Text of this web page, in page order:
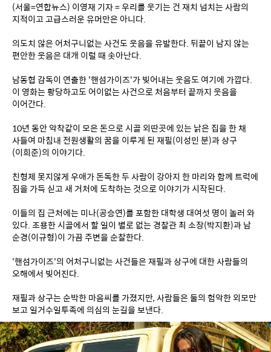
(서울=연합뉴스) 이영재 기자 = 우리를 웃기는 건 재치 넘치는 사람의
지적이고 고급스러운 유머만은 아니다.
의도치 않은 어처구니없는 사건도 웃음을 유발한다. 뒤끝이 남지 않는
편안한 웃음은 대개 이럴 때 솟아난다.
남동협 감독이 연출한 '핸섬가이즈'가 빚어내는 웃음도 여기에 가깝다.
이 영화는 황당하고도 어이없는 사건으로 처음부터 끝까지 웃음을
이어간다.
10년 동안 악착같이 모은 돈으로 시골 외딴곳에 있는 낡은 집을 한 채
사들여 마침내 전원생활의 꿈을 이루게 된 재필(이성민 분)과 상구
(이희준)의 이야기다.
친형제 못지않게 우애가 돈독한 두 사람이 강아지 한 마리와 함께 트럭에
짐을 가득 싣고 새 거처에 도착하는 것으로 이야기가 시작된다.
이들의 집 근처에는 미나(공승연)를 포함한 대학생 대여섯 명이 놀러 와
있다. 조용한 시골에서 할 일이 별로 없는 경찰관 최 소장(박지환)과 남
순경(이규형)이 가끔 주변을 순찰한다.
'핸섬가이즈'의 어처구니없는 사건들은 재필과 상구에 대한 사람들의
오해에서 빚어진다.
재필과 상구는 순박한 마음씨를 가졌지만, 사람들은 둘의 험악한 외모만
보고 일거수일투족에 의심의 눈길을 보낸다.